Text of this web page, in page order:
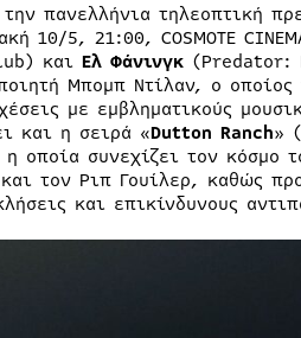
πανελλήνια τηλεοπτική
10/5, 21:00, COSMOTE
και Ελ Φάνινγκ(Predator:
Μπομπ Ντίλαν, ο
με εμβληματικούς
και η σειρά «Dutton Ranch»
η οποία συνεχίζει τον
τον Ριπ Γουίλερ, καθώς
και επικίνδυνους